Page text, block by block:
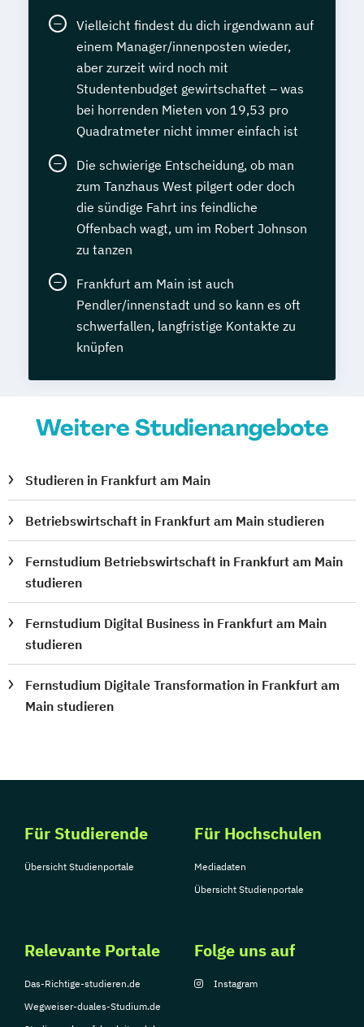
Vielleicht findest du dich irgendwann auf
einem Manager/innenposten wieder,
aber zurzeit wird noch mit
Studentenbudget gewirtschaftet – was
bei horrenden Mieten von 19,53 pro
Quadratmeter nicht immer einfach ist
Die schwierige Entscheidung, ob man
zum Tanzhaus West pilgert oder doch
die sündige Fahrt ins feindliche
Offenbach wagt, um im Robert Johnson
zu tanzen
Frankfurt am Main ist auch
Pendler/innenstadt und so kann es oft
schwerfallen, langfristige Kontakte zu
knüpfen
Weitere Studienangebote
Studieren in Frankfurt am Main
Betriebswirtschaft in Frankfurt am Main studieren
Fernstudium Betriebswirtschaft in Frankfurt am Main
studieren
Fernstudium Digital Business in Frankfurt am Main
studieren
Fernstudium Digitale Transformation in Frankfurt am
Main studieren
Für Studierende
Übersicht Studienportale
Für Hochschulen
Mediadaten
Übersicht Studienportale
Relevante Portale
Das-Richtige-studieren.de
Wegweiser-duales-Studium.de
Folge uns auf
Instagram